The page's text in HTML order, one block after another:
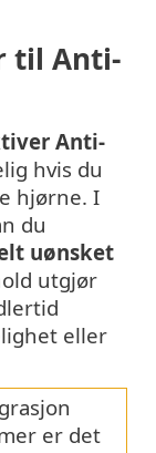
til Anti-
Anti-
hvis du
hjørne. I
du
uønsket
utgjør
eller
er det